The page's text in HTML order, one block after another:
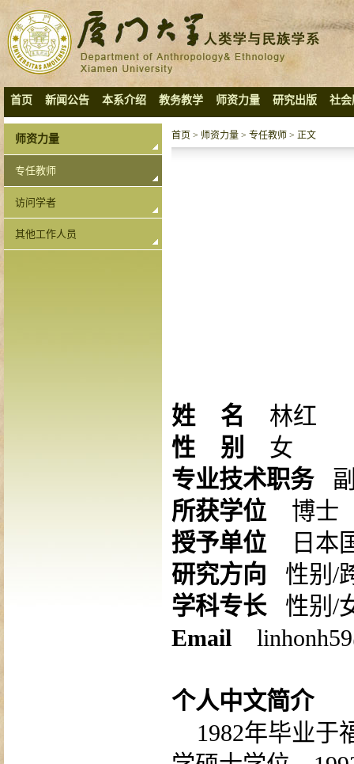
首页 新闻公告 本系介绍 教务教学 师资力量 研究出版 社会
师资力量
专任教师
访问学者
其他工作人员
首页 > 师资力量 > 专任教师 > 正文
姓 名
林红
性
别
女
专业技术职务
所获学位
博士
授予单位
日本
研究方向
性别 /
学科专长
性别 /
Email
个人中文简介
1982年毕业于